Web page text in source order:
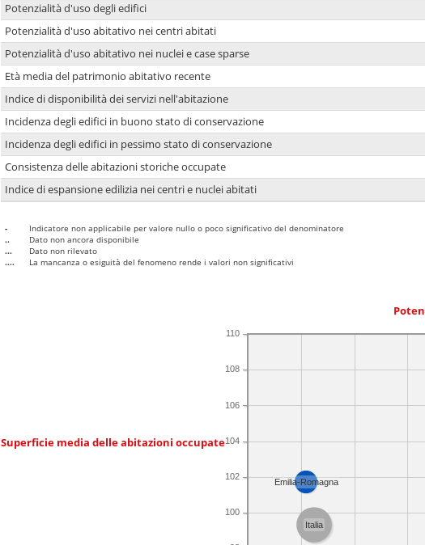
Potenzialità d'uso degli edifici
Potenzialità d'uso abitativo nei centri abitati
Potenzialità d'uso abitativo nei nuclei e case sparse
Età media del patrimonio abitativo recente
Indice di disponibilità dei servizi nell'abitazione
Incidenza degli edifici in buono stato di conservazione
Incidenza degli edifici in pessimo stato di conservazione
Consistenza delle abitazioni storiche occupate
Indice di espansione edilizia nei centri e nuclei abitati
-
Indicatore non applicabile per valore nullo o poco significativo del denominatore
..
Dato non ancora disponibile
...
Dato non rilevato
....
La mancanza o esiguità del fenomeno rende i valori non significativi
Superficie media delle abitazioni occupate
100
102
104
106
108
110
Italia
Emilia-Romagna